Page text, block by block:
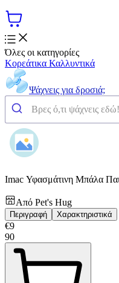
Όλες οι κατηγορίες
Κορεάτικα Καλλυντικά
Ψάχνεις για δροσιά;
Imac Υφασμάτινη Μπάλα
Από Pet's Hug
Περιγραφή Χαρακτηριστικά
€9
90